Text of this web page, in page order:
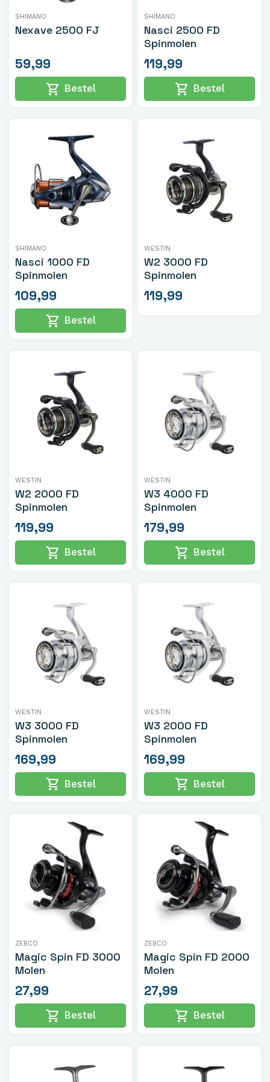
SHIMANO
Nexave 2500 FJ
59,99
shopping_cart Bestel
SHIMANO
Nasci 2500 FD
Spinmolen
119,99
shopping_cart Bestel
SHIMANO
Nasci 1000 FD
Spinmolen
109,99
shopping_cart Bestel
WESTIN
W2 3000 FD
Spinmolen
119,99
WESTIN
W2 2000 FD
Spinmolen
119,99
shopping_cart Bestel
WESTIN
W3 4000 FD
Spinmolen
179,99
shopping_cart Bestel
WESTIN
W3 3000 FD
Spinmolen
169,99
shopping_cart Bestel
WESTIN
W3 2000 FD
Spinmolen
169,99
shopping_cart Bestel
ZEBCO
Magic Spin FD 3000
Molen
27,99
shopping_cart Bestel
ZEBCO
Magic Spin FD 2000
Molen
27,99
shopping_cart Bestel